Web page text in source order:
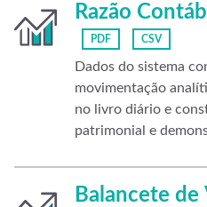
Razão
PDF CSV
Dados do sistema
movimentação
no livro diário e
patrimonial e
Balancete